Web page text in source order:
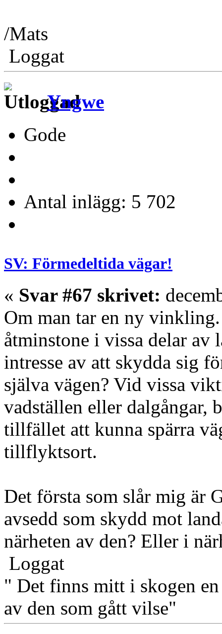
/Mats
Loggat
Yngwe
Gode
Antal inlägg: 5 702
SV: Förmedeltida vägar!
« Svar #67 skrivet:
Om man tar en ny
åtminstone i vissa delar av
intresse av att skydda sig
själva vägen? Vid vissa
vadställen eller dalgångar,
tillfället att kunna spärra
tillflyktsort.
Det första som slår mig är
avsedd som skydd mot
närheten av den? Eller i
Loggat
" Det finns mitt i skogen
av den som gått vilse"